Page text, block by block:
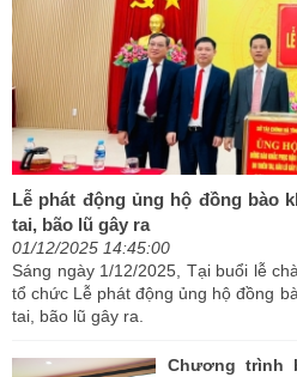
Lễ phát động ủng hộ đồng bào
tai, bão lũ gây ra
01/12/2025 14:45:00
Sáng ngày 1/12/2025, Tại buổi lễ
tổ chức Lễ phát động ủng hộ đồng
tai, bão lũ gây ra.
Chương trình